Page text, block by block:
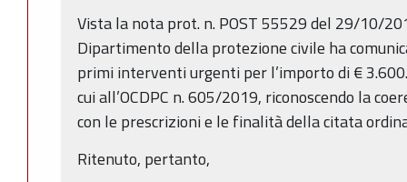
Vista la nota prot. n. POST 55529 del 29/10/
Dipartimento della protezione civile ha
primi interventi urgenti per l’importo di €
cui all’OCDPC n. 605/2019, riconoscendo la
con le prescrizioni e le finalità della citata
Ritenuto, pertanto,